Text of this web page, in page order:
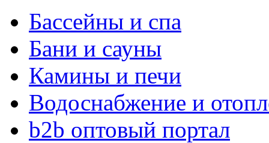
Бассейны и спа
Бани и сауны
Камины и печи
Водоснабжение и
b2b оптовый портал